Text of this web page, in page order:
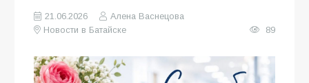
21.06.2026
Алена Васнецова
Новости в Батайске
89